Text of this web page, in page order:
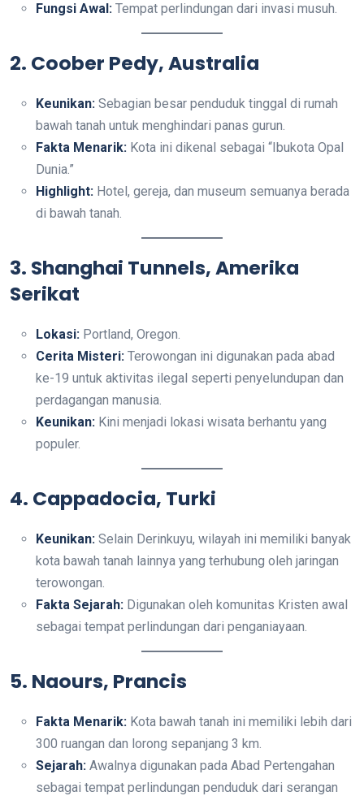
Fungsi Awal: Tempat perlindungan dari invasi musuh.
2. Coober Pedy, Australia
Keunikan: Sebagian besar penduduk tinggal di rumah
bawah tanah untuk menghindari panas gurun.
Fakta Menarik: Kota ini dikenal sebagai “Ibukota Opal
Dunia.”
Highlight: Hotel, gereja, dan museum semuanya berada
di bawah tanah.
3. Shanghai Tunnels, Amerika
Serikat
Lokasi: Portland, Oregon.
Cerita Misteri: Terowongan ini digunakan pada abad
ke-19 untuk aktivitas ilegal seperti penyelundupan dan
perdagangan manusia.
Keunikan: Kini menjadi lokasi wisata berhantu yang
populer.
4. Cappadocia, Turki
Keunikan: Selain Derinkuyu, wilayah ini memiliki banyak
kota bawah tanah lainnya yang terhubung oleh jaringan
terowongan.
Fakta Sejarah: Digunakan oleh komunitas Kristen awal
sebagai tempat perlindungan dari penganiayaan.
5. Naours, Prancis
Fakta Menarik: Kota bawah tanah ini memiliki lebih dari
300 ruangan dan lorong sepanjang 3 km.
Sejarah: Awalnya digunakan pada Abad Pertengahan
sebagai tempat perlindungan penduduk dari serangan